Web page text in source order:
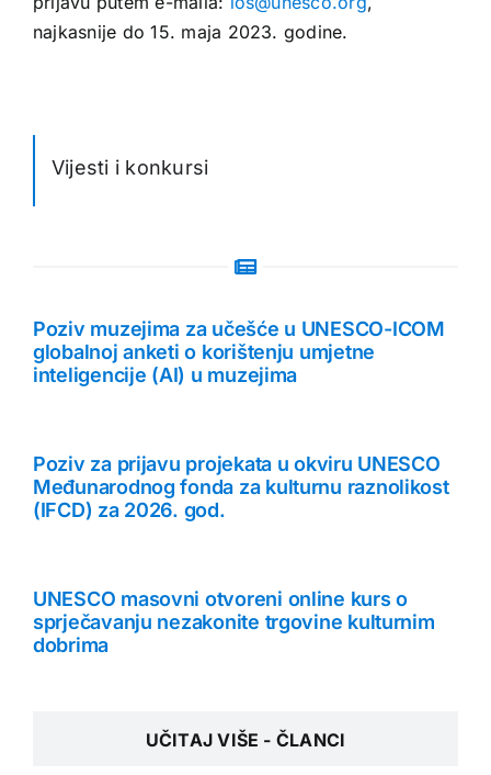
najkasnije do 15. maja 2023. godine.
Vijesti i konkursi
Poziv muzejima za učešće u UNESCO-ICOM
globalnoj anketi o korištenju umjetne
inteligencije (AI) u muzejima
Poziv za prijavu projekata u okviru UNESCO
Međunarodnog fonda za kulturnu raznolikost
(IFCD) za 2026. god.
UNESCO masovni otvoreni online kurs o
sprječavanju nezakonite trgovine kulturnim
dobrima
UČITAJ VIŠE - ČLANCI